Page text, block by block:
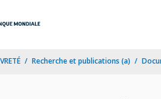
Recherche et publications (a)